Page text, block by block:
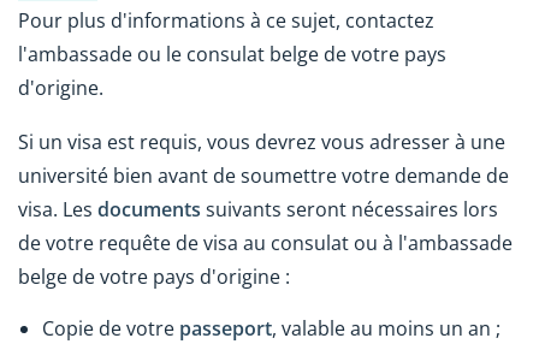
Pour plus d'informations à ce sujet, contactez
l'ambassade ou le consulat belge de votre pays
d'origine.
Si un visa est requis, vous devrez vous adresser à une
université bien avant de soumettre votre demande de
visa. Les documents suivants seront nécessaires lors
de votre requête de visa au consulat ou à l'ambassade
belge de votre pays d'origine :
Copie de votre passeport, valable au moins un an ;